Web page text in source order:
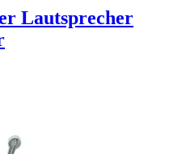
Lautsprecher